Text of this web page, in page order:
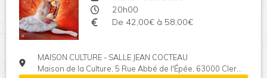
20h00
De 42,00€ à 58,00€
MAISON CULTURE - SALLE JEAN COCTEAU
Maison de la Culture, 5 Rue Abbé de l'Épée, 63000 Clermont-Ferrand, France